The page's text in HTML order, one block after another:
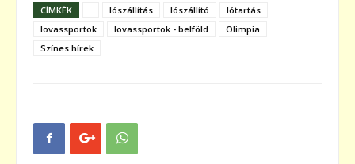
CÍMKÉK lószállítás lószállító
lótartás
lovassportok
lovassportok - belföld
Olimpia
Színes hírek